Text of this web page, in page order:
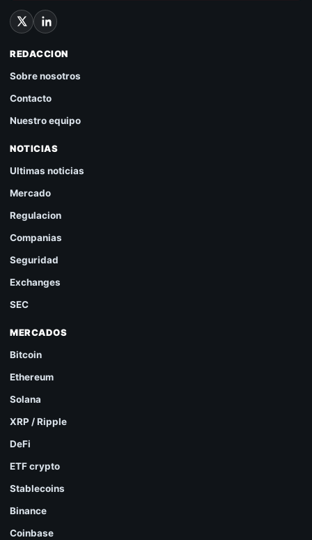
REDACCION
Sobre nosotros
Contacto
Nuestro equipo
NOTICIAS
Ultimas noticias
Mercado
Regulacion
Companias
Seguridad
Exchanges
SEC
MERCADOS
Bitcoin
Ethereum
Solana
XRP / Ripple
DeFi
ETF crypto
Stablecoins
Binance
Coinbase